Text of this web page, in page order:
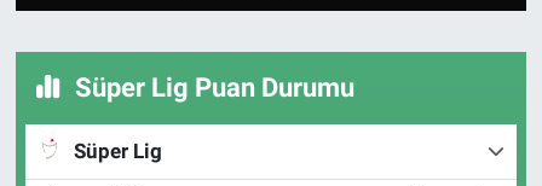
Süper Lig Puan Durumu
Süper Lig